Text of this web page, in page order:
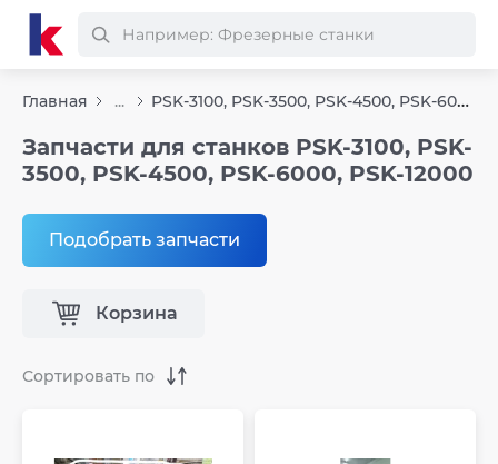
Главная ... PSK-3100, PSK-3500, PSK-4500, PSK-6000, PSK-12000
Запчасти для станков PSK-3100, PSK-
3500, PSK-4500, PSK-6000, PSK-12000
Подобрать запчасти
Корзина